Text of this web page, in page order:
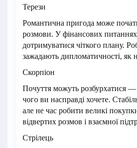
Терези
Романтична пригода може
розмови. У фінансових
дотримуватися чіткого плану.
зажадають дипломатичності, як
Скорпіон
Почуття можуть розбурхатися
чого ви насправді хочете.
але не час робити великі
відвертих розмов і взаємної
Стрілець